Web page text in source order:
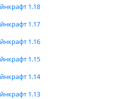
1.18
1.17
1.16
1.15
1.14
1.13